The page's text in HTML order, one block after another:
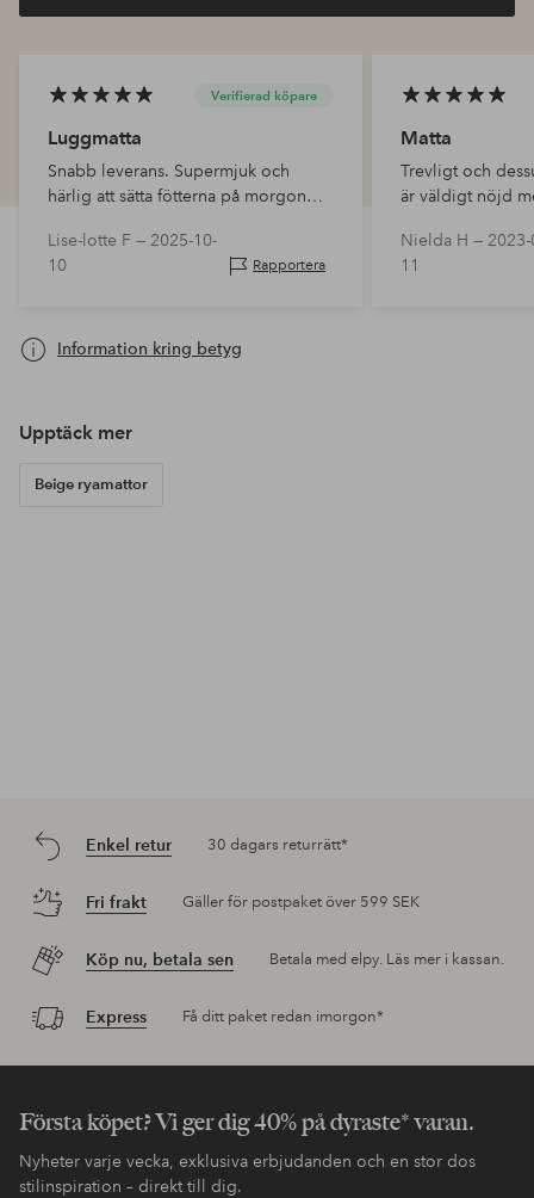
Verifierad köpare
Luggmatta
Snabb leverans. Supermjuk och
härlig att sätta fötterna på morgon
Lise-lotte F — 2025-10-
10
Rapportera
Matta
Trevligt och
är väldigt nöjd
definitivt köpa
passar överallt i
Nielda H — 2023-
11
Information kring betyg
Upptäck mer
Beige ryamattor
Enkel retur 30 dagars returrätt*
Fri frakt Gäller för postpaket över 599 SEK
Köp nu, betala sen Betala med elpy. Läs mer i kassan.
Express Få ditt paket redan imorgon*
Första köpet? Vi ger dig 40% på dyraste* varan.
Nyheter varje vecka, exklusiva erbjudanden och en stor dos
stilinspiration – direkt till dig.